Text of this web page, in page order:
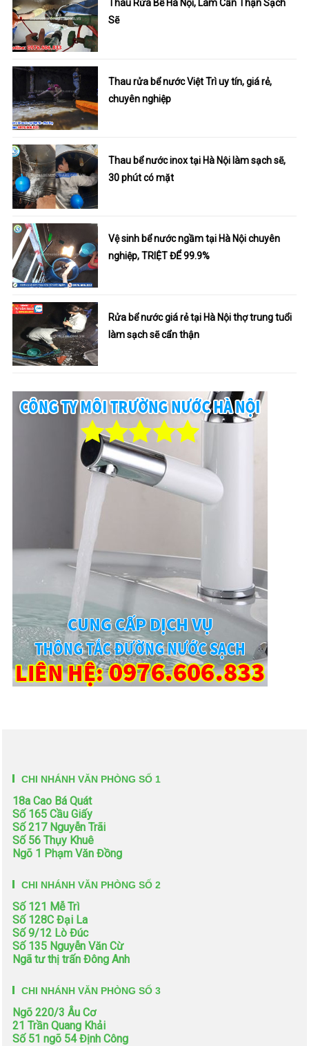
Thau Rửa Bể Hà Nội, Làm Cẩn Thận Sạch
Sẽ
Thau rửa bể nước Việt Trì uy tín, giá rẻ,
chuyên nghiệp
Thau bể nước inox tại Hà Nội làm sạch sẽ,
30 phút có mặt
Vệ sinh bể nước ngầm tại Hà Nội chuyên
nghiệp, TRIỆT ĐỂ 99.9%
Rửa bể nước giá rẻ tại Hà Nội thợ trung tuổi
làm sạch sẽ cẩn thận
CHI NHÁNH VĂN PHÒNG SỐ 1
18a Cao Bá Quát
Số 165 Cầu Giấy
Số 217 Nguyễn Trãi
Số 56 Thụy Khuê
Ngõ 1 Phạm Văn Đồng
CHI NHÁNH VĂN PHÒNG SỐ 2
Số 121 Mễ Trì
Số 128C Đại La
Số 9/12 Lò Đúc
Số 135 Nguyễn Văn Cừ
Ngã tư thị trấn Đông Anh
CHI NHÁNH VĂN PHÒNG SỐ 3
Ngõ 220/3 Âu Cơ
21 Trần Quang Khải
Số 51 ngõ 54 Định Công